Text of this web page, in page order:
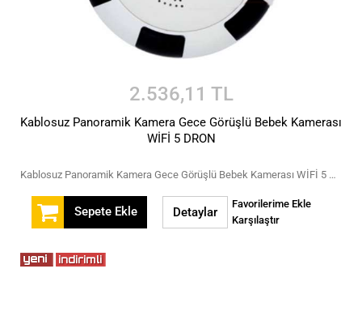
2.536,11 TL
Kablosuz Panoramik Kamera Gece Görüşlü Bebek Kamerası
WİFİ 5 DRON
Kablosuz Panoramik Kamera Gece Görüşlü Bebek Kamerası WİFİ 5 DRON
Sepete Ekle Detaylar
Favorilerime Ekle
Karşılaştır